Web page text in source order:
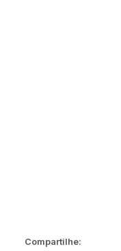
Compartilhe: